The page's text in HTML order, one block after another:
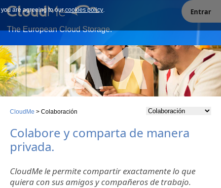
Our site uses cookies. By continuing to use our site you are
agreeing to our cookies policy.
you are agreeing to ourcookies policy.
The European Cloud Storage.
Entrar
CloudMe > Colaboración
Colabore y comparta de manera
privada.
CloudMe le permite compartir exactamente lo que
quiera con sus amigos y compañeros de trabajo.